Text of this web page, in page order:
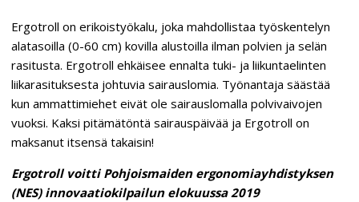
Ergotroll on erikoistyökalu, joka mahdollistaa työskentelyn
alatasoilla (0-60 cm) kovilla alustoilla ilman polvien ja selän
rasitusta. Ergotroll ehkäisee ennalta tuki- ja liikuntaelinten
liikarasituksesta johtuvia sairauslomia. Työnantaja säästää
kun ammattimiehet eivät ole sairauslomalla polvivaivojen
vuoksi. Kaksi pitämätöntä sairauspäivää ja Ergotroll on
maksanut itsensä takaisin!
Ergotroll voitti Pohjoismaiden ergonomiayhdistyksen
(NES) innovaatiokilpailun elokuussa 2019